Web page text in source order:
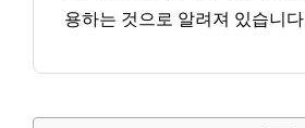
용하는 것으로 알려져 있습니